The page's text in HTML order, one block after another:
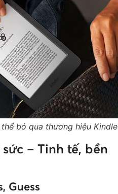
bỏ qua thương hiệu Kindle
– Tinh tế, bền
Guess